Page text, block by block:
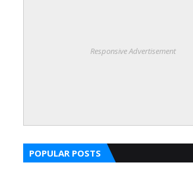
Responsive Advertisement
POPULAR POSTS